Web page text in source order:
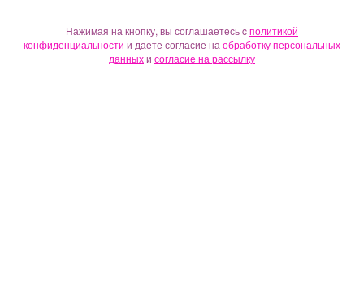
Нажимая на кнопку, вы соглашаетесь cполитикой
конфиденциальности и даете согласие на обработку персональных
данныхи согласие на рассылку